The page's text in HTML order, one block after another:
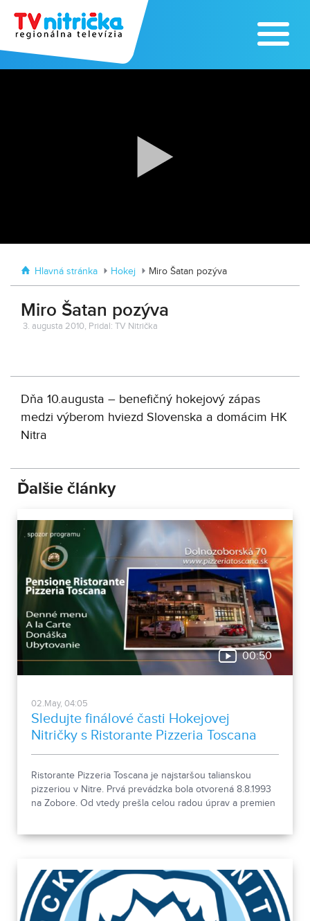
Výrobe medu zasvätil celý svoj život
Hlavná stránka Hokej Miro Šatan pozýva
Miro Šatan pozýva
3. augusta 2010, Pridal: TV Nitrička
Dňa 10.augusta – benefičný hokejový zápas
medzi výberom hviezd Slovenska a domácim HK
Nitra
Ďalšie články
00:50
02.May, 04:05
Sledujte finálové časti Hokejovej
Nitričky s Ristorante Pizzeria Toscana
Ristorante Pizzeria Toscana je najstaršou talianskou
pizzeriou v Nitre. Prvá prevádzka bola otvorená 8.8.1993
na Zobore. Od vtedy prešla celou radou úprav a premien
čo sa nám podarilo. Už vyše 22 rokov sme stabilnou
súčasťou gastronómie Nitry. Ponúkame široký výber
pizze, cestovín, mäsových jedál, rybacích špecialít a
dezertov.